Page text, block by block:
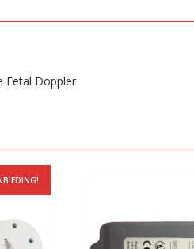
Fetal Doppler